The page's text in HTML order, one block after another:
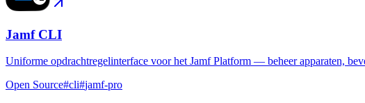
Jamf CLI
Uniforme opdrachtregelinterface voor het Jamf Platform — beheer apparaten,
Open Source#cli#jamf-pro